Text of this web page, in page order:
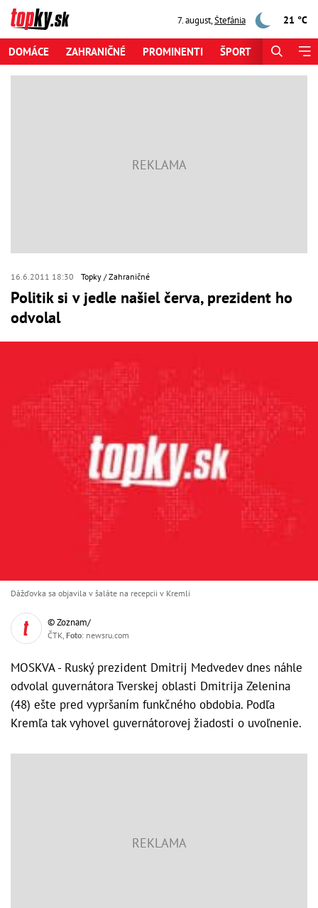
7. august,Štefánia 21 °C
DOMÁCE ZAHRANIČNÉ PROMINENTI ŠPORT
16.6.2011 18:30 Topky Zahraničné
Politik si v jedle našiel červa, prezident ho
odvolal
Dážďovka sa objavila v šaláte na recepcii v Kremli
© Zoznam/
ČTK, Foto: newsru.com
MOSKVA - Ruský prezident Dmitrij Medvedev dnes náhle
odvolal guvernátora Tverskej oblasti Dmitrija Zelenina
(48) ešte pred vypršaním funkčného obdobia. Podľa
Kremľa tak vyhovel guvernátorovej žiadosti o uvoľnenie.